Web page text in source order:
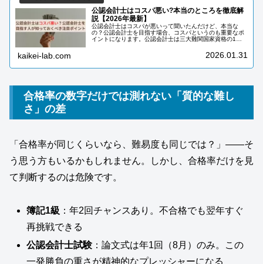
公認会計士はコスパ悪い?本当のところを徹底解
説【2026年最新】
公認会計士はコスパが悪いって聞いたんだけど、本当な
の？公認会計士を目指す場合、コスパというのも重要なポ
イントになります。公認会計士は三大難関国家資格の1つ
kaikei-lab.com 2026.01.31
合格率の数字だけでは測れない「質的な難し
さ」の差
「合格率が同じくらいなら、難易度も同じでは？」——そ
う思う方もいるかもしれません。しかし、合格率だけを見
て判断するのは危険です。
簿記1級 ：年2回チャンスあり。不合格でも翌年すぐ
再挑戦できる
公認会計士試験：論文式は年1回（8月）のみ。この
一発勝負の重さが精神的なプレッシャーになる